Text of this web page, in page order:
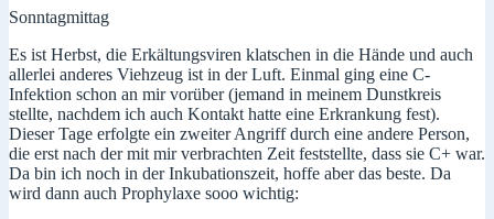
Sonntagmittag
Es ist Herbst, die Erkältungsviren klatschen in die Hände und auch
allerlei anderes Viehzeug ist in der Luft. Einmal ging eine C-
Infektion schon an mir vorüber (jemand in meinem Dunstkreis
stellte, nachdem ich auch Kontakt hatte eine Erkrankung fest).
Dieser Tage erfolgte ein zweiter Angriff durch eine andere Person,
die erst nach der mit mir verbrachten Zeit feststellte, dass sie C+ war.
Da bin ich noch in der Inkubationszeit, hoffe aber das beste. Da
wird dann auch Prophylaxe sooo wichtig: